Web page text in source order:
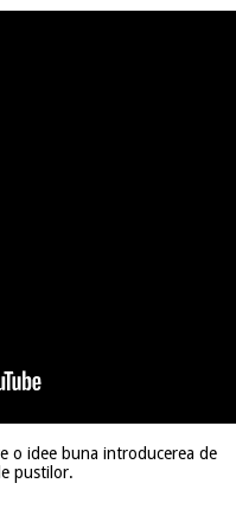
o idee buna introducerea de
pustilor.